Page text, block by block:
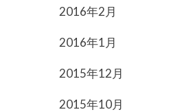
2016年2月
2016年1月
2015年12月
2015年10月